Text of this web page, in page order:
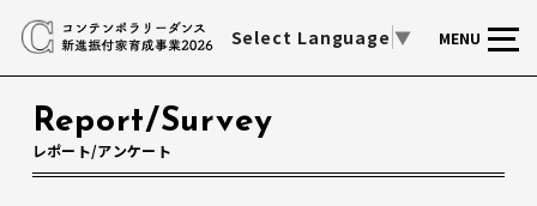
Select Language ▼ MENU
Report/Survey
レポート/アンケート